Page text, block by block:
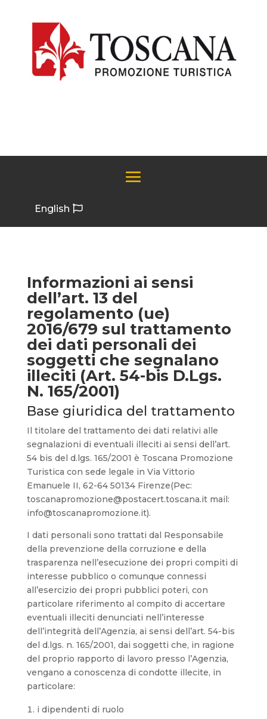
English
Informazioni ai sensi
dell’art. 13 del
regolamento (ue)
2016/679 sul trattamento
dei dati personali dei
soggetti che segnalano
illeciti (Art. 54-bis D.Lgs.
N. 165/2001)
Base giuridica del trattamento
Il titolare del trattamento dei dati relativi alle
segnalazioni di eventuali illeciti ai sensi dell’art.
54 bis del d.lgs. 165/2001 è Toscana Promozione
Turistica con sede legale in Via Vittorio
Emanuele II, 62-64 50134 Firenze(Pec:
toscanapromozione@postacert.toscana.it mail:
info@toscanapromozione.it).
I dati personali sono trattati dal Responsabile
della prevenzione della corruzione e della
trasparenza nell’esecuzione dei propri compiti di
interesse pubblico o comunque connessi
all’esercizio dei propri pubblici poteri, con
particolare riferimento al compito di accertare
eventuali illeciti denunciati nell’interesse
dell’integrità dell’Agenzia, ai sensi dell’art. 54-bis
del d.lgs. n. 165/2001, dai soggetti che, in ragione
del proprio rapporto di lavoro presso l’Agenzia,
vengano a conoscenza di condotte illecite, in
particolare:
i dipendenti di ruolo